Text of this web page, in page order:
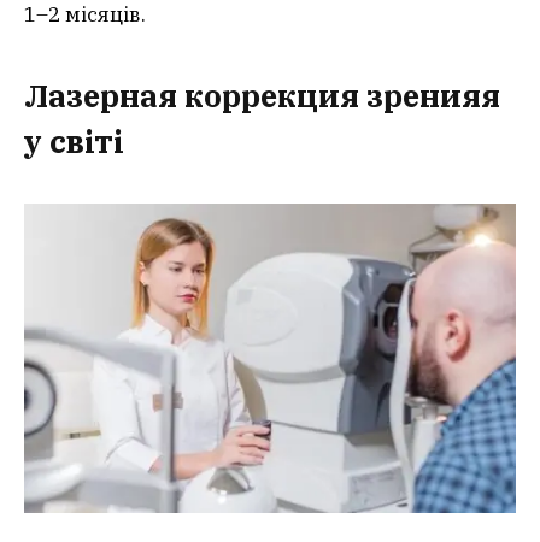
1–2 місяців.
Лазерная коррекция зренияя
у світі